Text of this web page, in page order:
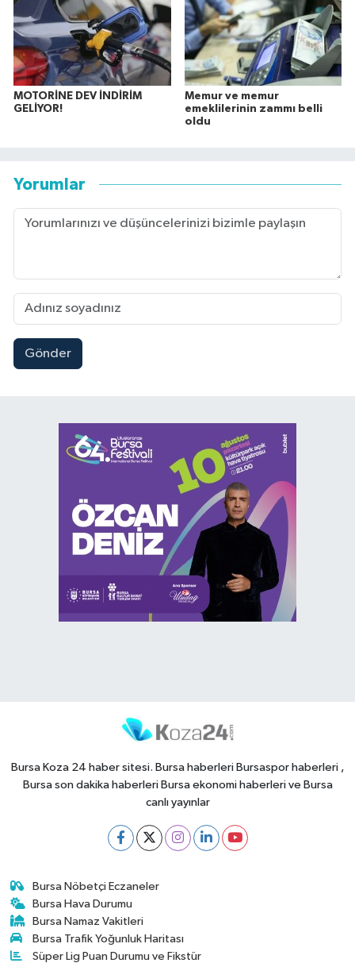
MOTORİNE DEV İNDİRİM
GELİYOR!
Memur ve memur
emeklilerinin zammı belli
oldu
Yorumlar
Gönder
Bursa Koza 24 haber sitesi. Bursa haberleri Bursaspor haberleri ,
Bursa son dakika haberleri Bursa ekonomi haberleri ve Bursa
canlı yayınlar
Bursa Nöbetçi Eczaneler
Bursa Hava Durumu
Bursa Namaz Vakitleri
Bursa Trafik Yoğunluk Haritası
Süper Lig Puan Durumu ve Fikstür